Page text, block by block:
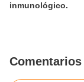
inmunológico.
Comentarios